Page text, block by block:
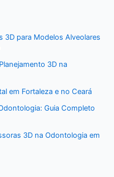
3D para Modelos Alveolares
3D na
em Fortaleza e no Ceará
Guia Completo
3D na Odontologia em